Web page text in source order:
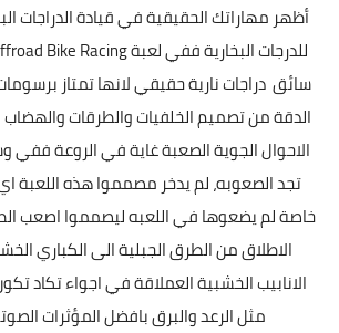
أظهر مهاراتك الحقيقية في قيادة الدراجات
سائق دراجات نارية حقيقي لانها تمتاز برسومات
الدقة من تصميم الخلفيات والطرقات
الاحوال الجوية الصعبة غاية في الروعة
تجد الصعوبه، لم يدخر مصمموا هذه اللعبة
خاصة لم يضعوها في اللعبه ليصمموا اصعب
الاطلاق من الطرق الجبلية الى الكباري
الانابيب الخشبية العملاقة في اجواء تكاد
مثل الرعد والبرق بافضل المؤثرات